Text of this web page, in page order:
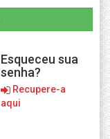
Esqueceu sua
senha?
Recupere-a
aqui